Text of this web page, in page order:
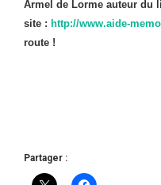
Armel de Lorme auteur du
site : http://www.aide-
route !
Partager :